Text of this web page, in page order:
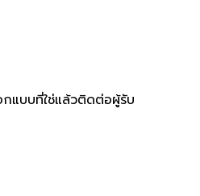
แบบที่ใช่แล้วติดต่อผู้รับ